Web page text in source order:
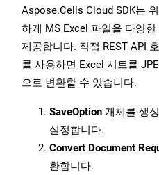
Aspose.Cells Cloud SDK는
하게 MS Excel 파일을 다양
제공합니다. 직접 REST API
를 사용하면 Excel 시트를
으로 변환할 수 있습니다.
SaveOption 개체를 생
설정합니다.
Convert Document
환합니다.